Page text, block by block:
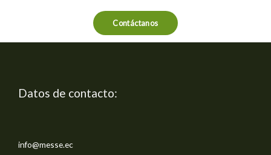
Contáctanos
Datos de contacto:
info@messe.ec